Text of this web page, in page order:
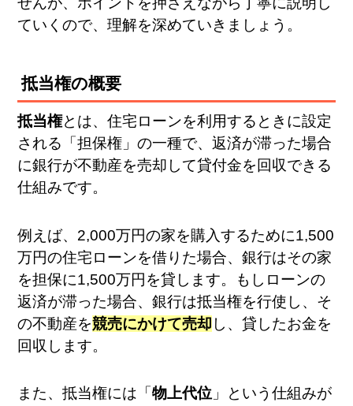
ていくので、理解を深めていきましょう。
抵当権の概要
抵当権とは、住宅ローンを利用するときに設定
される「担保権」の一種で、返済が滞った場合
に銀行が不動産を売却して貸付金を回収できる
仕組みです。
例えば、2,000万円の家を購入するために1,500
万円の住宅ローンを借りた場合、銀行はその家
を担保に1,500万円を貸します。もしローンの
返済が滞った場合、銀行は抵当権を行使し、そ
の不動産を競売にかけて売却 し、貸したお金を
回収します。
また、抵当権には「物上代位 」という仕組みが